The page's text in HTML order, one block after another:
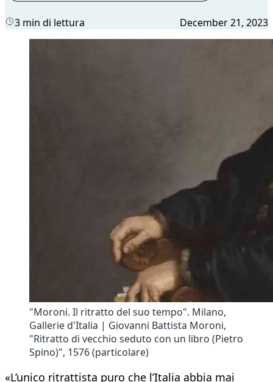
3 min di lettura December 21, 2023
"Moroni. Il ritratto del suo tempo". Milano,
Gallerie d'Italia | Giovanni Battista Moroni,
"Ritratto di vecchio seduto con un libro (Pietro
Spino)", 1576 (particolare)
«L’unico ritrattista puro che l’Italia abbia mai